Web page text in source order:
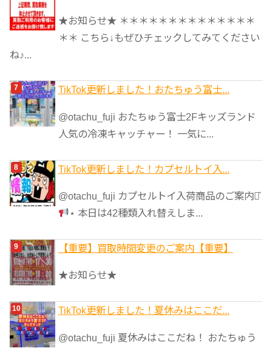
★お知らせ★ ＊＊＊＊＊＊＊＊＊＊＊＊＊＊
＊＊ こちら↓もぜひチェックしてみてください
ね♪...
TikTok更新しました！おたちゅう富士...
@otachu_fuji おたちゅう富士2Fキッズランド
人気の冷凍キャッチャー！ 一気に...
TikTok更新しました！カプセルトイ入...
@otachu_fuji カプセルトイ入荷商品のご案内⋆͛
⋆ 本日は42種類入れ替えしま...
【重要】買取時間変更のご案内【重要】
★お知らせ★
TikTok更新しました！夏休みはここだ...
@otachu_fuji 夏休みはここだね！ おたちゅう